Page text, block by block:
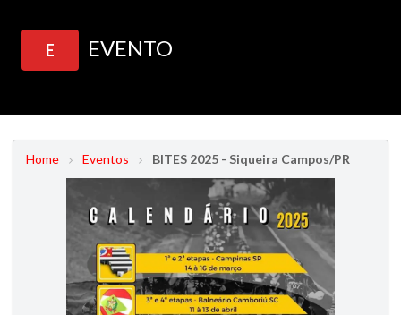
E EVENTO
Home Eventos BITES 2025 - Siqueira Campos/PR